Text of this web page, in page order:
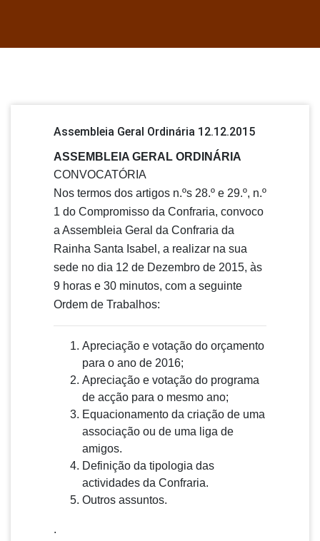
Assembleia Geral Ordinária 12.12.2015
ASSEMBLEIA GERAL ORDINÁRIA
CONVOCATÓRIA
Nos termos dos artigos n.ºs 28.º e 29.º, n.º
1 do Compromisso da Confraria, convoco
a Assembleia Geral da Confraria da
Rainha Santa Isabel, a realizar na sua
sede no dia 12 de Dezembro de 2015, às
9 horas e 30 minutos, com a seguinte
Ordem de Trabalhos:
Apreciação e votação do orçamento
para o ano de 2016;
Apreciação e votação do programa
de acção para o mesmo ano;
Equacionamento da criação de uma
associação ou de uma liga de
amigos.
Definição da tipologia das
actividades da Confraria.
Outros assuntos.
.